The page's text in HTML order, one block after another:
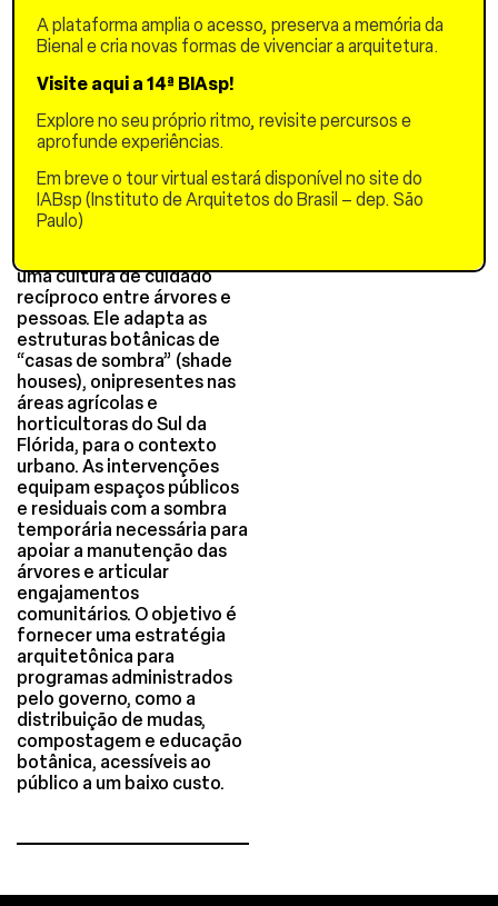
engajamento da
comunidade é crucial para
cuidado contínuo entre
humanos e a vida vegetal.
Este projeto aborda o
florestamento urbano
tanto como um projeto
ambiental quanto
socioeconômico, no qual a
uma cultura de cuidado
recíproco entre árvores e
pessoas. Ele adapta as
estruturas botânicas de
“casas de sombra” (shade
houses), onipresentes nas
áreas agrícolas e
horticultoras do Sul da
Flórida, para o contexto
urbano. As intervenções
equipam espaços públicos
e residuais com a sombra
temporária necessária para
apoiar a manutenção das
árvores e articular
engajamentos
comunitários. O objetivo é
fornecer uma estratégia
arquitetônica para
programas administrados
pelo governo, como a
distribuição de mudas,
compostagem e educação
botânica, acessíveis ao
público a um baixo custo.
A plataforma amplia o acesso, preserva a memória da
Bienal e cria novas formas de vivenciar a arquitetura.
Visite aqui a 14ª BIAsp!
Explore no seu próprio ritmo, revisite percursos e
aprofunde experiências.
Em breve o tour virtual estará disponível no site do
IABsp (Instituto de Arquitetos do Brasil – dep. São
Paulo)